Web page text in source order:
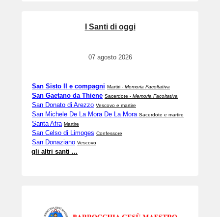
I Santi di oggi
07 agosto 2026
San Sisto II e compagni Martiri - Memoria Facoltativa
San Gaetano da Thiene Sacerdote - Memoria Facoltativa
San Donato di Arezzo Vescovo e martire
San Michele De La Mora De La Mora Sacerdote e martire
Santa Afra Martire
San Celso di Limoges Confessore
San Donaziano Vescovo
gli altri santi ...